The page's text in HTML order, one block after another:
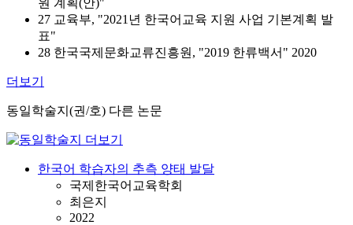
원 계획(안)"
27 교육부, "2021년 한국어교육 지원 사업 기본계획 발
표"
28 한국국제문화교류진흥원, "2019 한류백서" 2020
더보기
동일학술지(권/호) 다른 논문
한국어 학습자의 추측 양태 발달
국제한국어교육학회
최은지
2022